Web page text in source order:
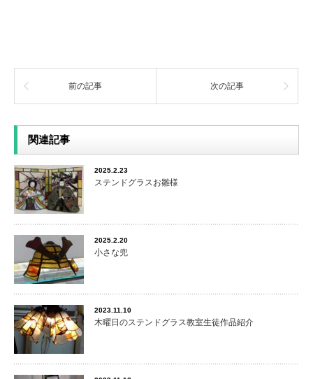
前の記事 次の記事
関連記事
2025.2.23
ステンドグラスお雛様
2025.2.20
小さな兜
2023.11.10
木曜日のステンドグラス教室生徒作品紹介